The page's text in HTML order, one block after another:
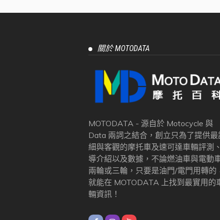
關於 MOTODATA
MOTODATA - 源自於 Motocycle 與
Data 兩詞之結合，創立只為了提供最
細與客觀的摩托車及速可達車輛評測
導介紹以及數據，不論燃油車與電動
兩輪或三輪，只要是油門/電門用轉的
就能在 MOTODATA 上找到最實用的
輛資訊！